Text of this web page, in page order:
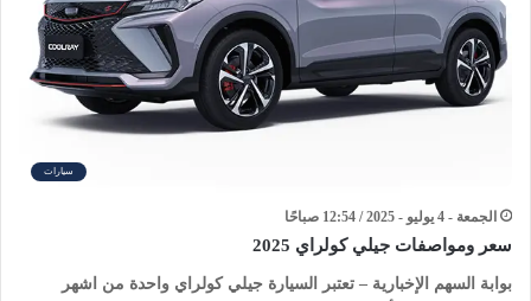
سيارات
الجمعة - 4 يوليو - 2025 / 12:54 صباحًا
سعر ومواصفات جيلي كولراي 2025
بوابة السهم الإخبارية – تعتبر السيارة جيلي كولراي واحدة من اشهر